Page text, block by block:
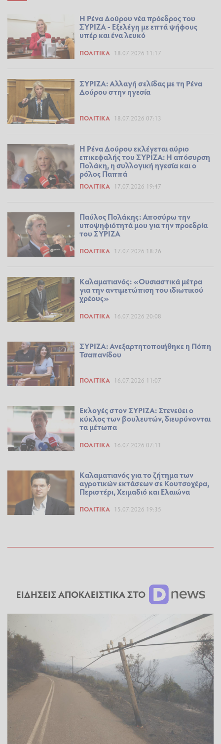
Η Ρένα Δούρου νέα πρόεδρος του
ΣΥΡΙΖΑ - Εξελέγη με επτά ψήφους
υπέρ και ένα λευκό
ΠΟΛΙΤΙΚΆ 18.07.2026 11:17
ΣΥΡΙΖΑ: Αλλαγή σελίδας με τη Ρένα
Δούρου στην ηγεσία
ΠΟΛΙΤΙΚΆ 18.07.2026 07:13
Η Ρένα Δούρου εκλέγεται αύριο
επικεφαλής του ΣΥΡΙΖΑ: Η απόσυρση
Πολάκη, η συλλογική ηγεσία και ο
ρόλος Παππά
ΠΟΛΙΤΙΚΆ 17.07.2026 19:47
Παύλος Πολάκης: Αποσύρω την
υποψηφιότητά μου για την προεδρία
του ΣΥΡΙΖΑ
ΠΟΛΙΤΙΚΆ 17.07.2026 18:26
Καλαματιανός: «Ουσιαστικά μέτρα
για την αντιμετώπιση του ιδιωτικού
χρέους»
ΠΟΛΙΤΙΚΆ 16.07.2026 20:08
ΣΥΡΙΖΑ: Ανεξαρτητοποιήθηκε η Πόπη
Τσαπανίδου
ΠΟΛΙΤΙΚΆ 16.07.2026 11:07
Εκλογές στον ΣΥΡΙΖΑ: Στενεύει ο
κύκλος των βουλευτών, διευρύνονται
τα μέτωπα
ΠΟΛΙΤΙΚΆ 16.07.2026 07:11
Καλαματιανός για το ζήτημα των
αγροτικών εκτάσεων σε Κουτσοχέρα,
Περιστέρι, Χειμαδιό και Ελαιώνα
ΠΟΛΙΤΙΚΆ 15.07.2026 19:35
ΕΙΔΗΣΕΙΣ ΑΠΟΚΛΕΙΣΤΙΚΑ ΣΤΟ